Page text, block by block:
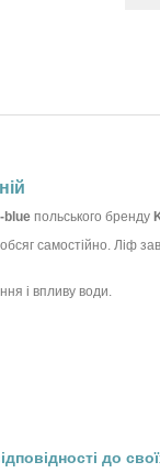
blue польського бренду
самостійно. Ліф
і впливу води.
до